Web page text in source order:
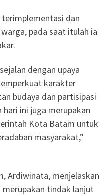
dan
pada saat itulah ia
dengan upaya
karakter
budaya dan partisipasi
hari ini juga merupakan
Kota Batam untuk
masyarakat,”
Ardiwinata, menjelaskan
merupakan tindak lanjut